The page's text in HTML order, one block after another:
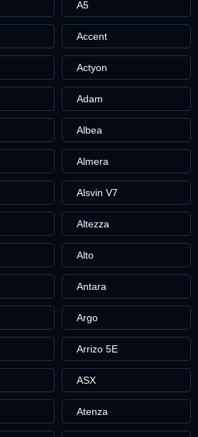
A5
Accent
Actyon
Adam
Albea
Almera
Alsvin V7
Altezza
Alto
Antara
Argo
Arrizo 5E
ASX
Atenza